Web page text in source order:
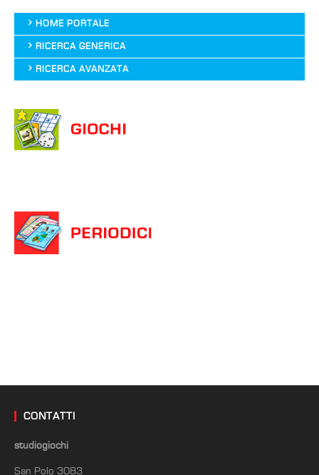
HOME PORTALE
RICERCA GENERICA
RICERCA AVANZATA
CONTATTI
studiogiochi
San Polo 3083